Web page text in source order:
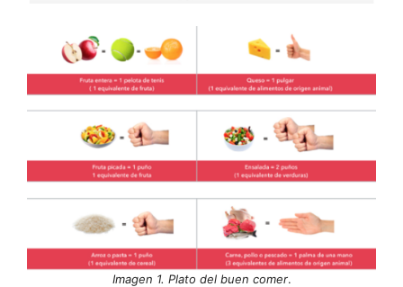
Imagen 1. Plato del buen comer.